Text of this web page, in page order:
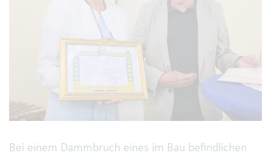
Bei einem Dammbruch eines im Bau befindlichen